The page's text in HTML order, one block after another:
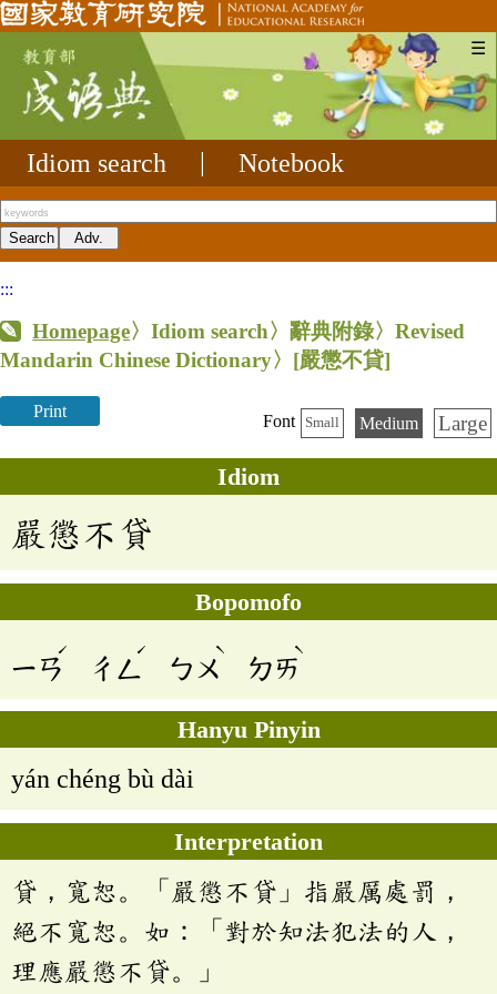
☰
Idiom search Notebook
:::
Homepage〉Idiom search〉辭典附錄〉Revised
Mandarin Chinese Dictionary〉 [嚴懲不貸]
Print
Font Small Medium Large
Idiom
嚴懲不貸
Bopomofo
ㄧㄢ
ˊ
ㄔㄥ
ˊ
ㄅㄨ
ˋ
ㄉㄞ
ˋ
Hanyu Pinyin
yán chéng bù dài
Interpretation
貸，寬恕。「嚴懲不貸」指嚴厲處罰，
絕不寬恕。如：「對於知法犯法的人，
理應嚴懲不貸。」